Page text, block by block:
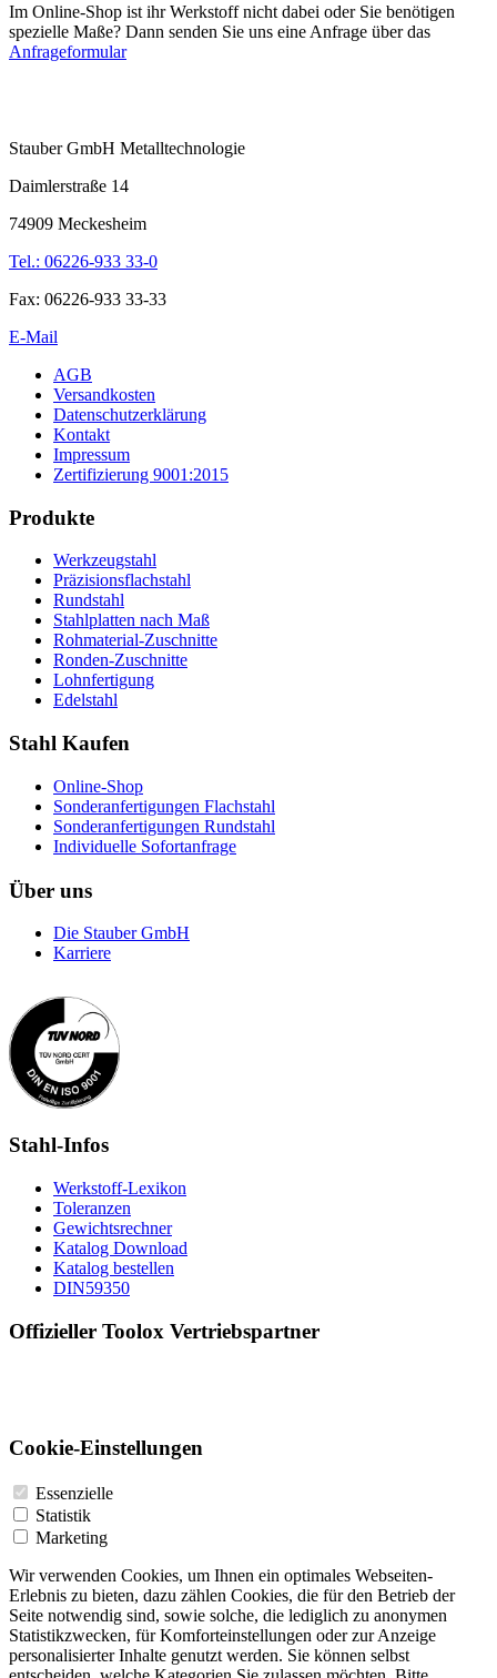
Im Online-Shop ist ihr Werkstoff nicht dabei oder Sie benötigen
spezielle Maße? Dann senden Sie uns eine Anfrage über das
Anfrageformular
Stauber GmbH Metalltechnologie
Daimlerstraße 14
74909 Meckesheim
Tel.: 06226-933 33-0
Fax: 06226-933 33-33
E-Mail
AGB
Versandkosten
Datenschutzerklärung
Kontakt
Impressum
Zertifizierung 9001:2015
Produkte
Werkzeugstahl
Präzisionsflachstahl
Rundstahl
Stahlplatten nach Maß
Rohmaterial-Zuschnitte
Ronden-Zuschnitte
Lohnfertigung
Edelstahl
Stahl Kaufen
Online-Shop
Sonderanfertigungen Flachstahl
Sonderanfertigungen Rundstahl
Individuelle Sofortanfrage
Über uns
Die Stauber GmbH
Karriere
Stahl-Infos
Werkstoff-Lexikon
Toleranzen
Gewichtsrechner
Katalog Download
Katalog bestellen
DIN59350
Offizieller Toolox Vertriebspartner
Cookie-Einstellungen
Essenzielle
Statistik
Marketing
Wir verwenden Cookies, um Ihnen ein optimales Webseiten-
Erlebnis zu bieten, dazu zählen Cookies, die für den Betrieb der
Seite notwendig sind, sowie solche, die lediglich zu anonymen
Statistikzwecken, für Komforteinstellungen oder zur Anzeige
personalisierter Inhalte genutzt werden. Sie können selbst